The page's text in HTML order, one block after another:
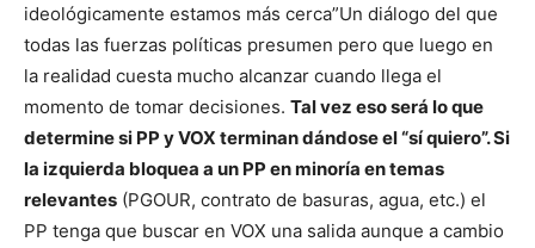
ideológicamente estamos más cerca”Un diálogo del que
todas las fuerzas políticas presumen pero que luego en
la realidad cuesta mucho alcanzar cuando llega el
momento de tomar decisiones. Tal vez eso será lo que
determine si PP y VOX terminan dándose el “sí quiero”. Si
la izquierda bloquea a un PP en minoría en temas
relevantes (PGOUR, contrato de basuras, agua, etc.) el
PP tenga que buscar en VOX una salida aunque a cambio